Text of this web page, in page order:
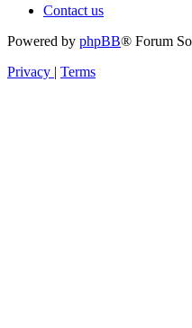
Contact us
Powered by phpBB® Forum
Privacy | Terms